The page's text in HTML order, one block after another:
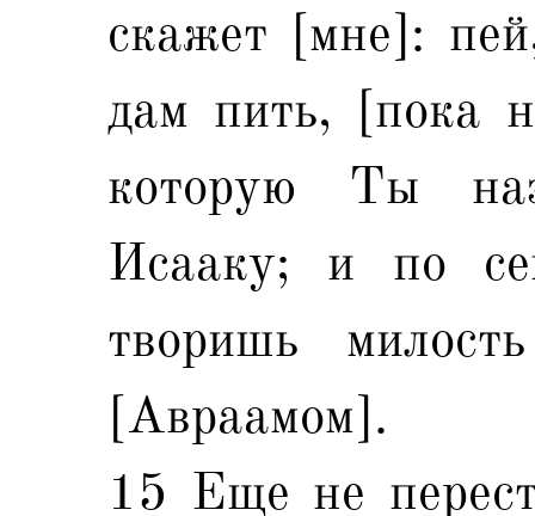
скажет [мне]:
дам пить, [пока
которую Ты
Исааку; и по
творишь
[Авраамом].
15 Еще не